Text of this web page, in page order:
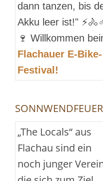
dann tanzen, bis
Akku leer ist!" ⚡🚴
🍷 Willkommen
Flachauer E-Bike-
Festival!
„The Locals“ aus
Flachau sind ein
noch junger